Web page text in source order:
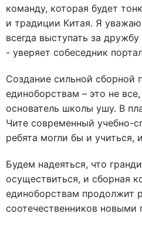
команду, которая будет
и традиции Китая. Я
всегда выступать за
- уверяет собеседник
Создание сильной сборной
единоборствам – это не
основатель школы ушу. В
Чите современный учебно-
ребята могли бы и учиться,
Будем надеяться, что
осуществиться, и сборная
единоборствам продолжит
соотечественников новыми